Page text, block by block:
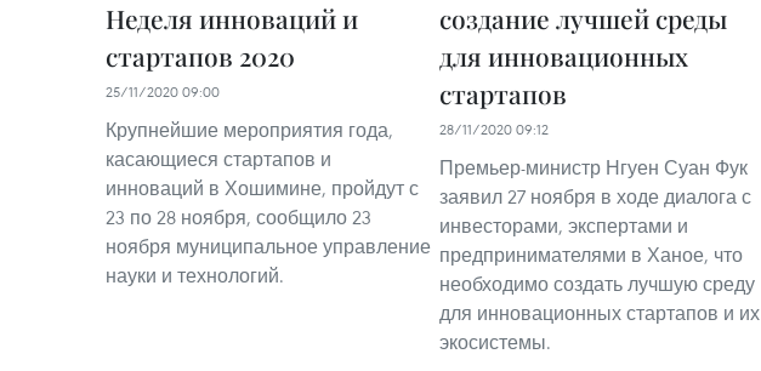
Неделя инноваций и
стартапов 2020
25/11/2020 09:00
Крупнейшие мероприятия года,
касающиеся стартапов и
инноваций в Хошимине, пройдут с
23 по 28 ноября, сообщило 23
ноября муниципальное управление
науки и технологий.
создание лучшей среды
для инновационных
стартапов
28/11/2020 09:12
Премьер-министр Нгуен Суан Фук
заявил 27 ноября в ходе диалога с
инвесторами, экспертами и
предпринимателями в Ханое, что
необходимо создать лучшую среду
для инновационных стартапов и их
экосистемы.